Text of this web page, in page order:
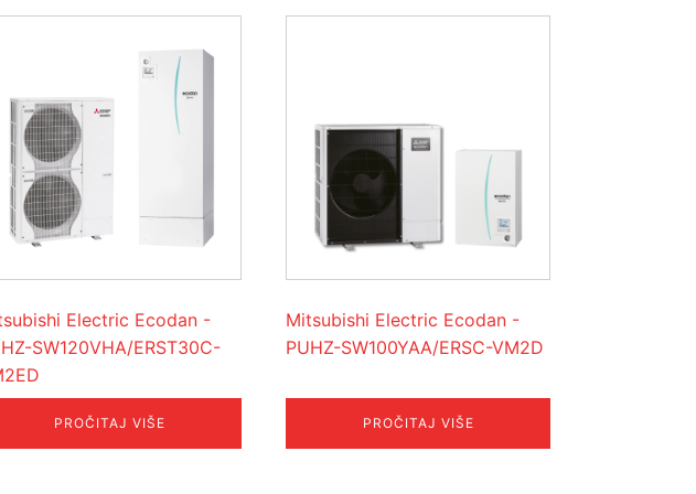
Electric Ecodan -
SW120VHA/ERST30C-
PROČITAJ VIŠE
Mitsubishi Electric Ecodan -
PUHZ-SW100YAA/ERSC-VM2D
PROČITAJ VIŠE